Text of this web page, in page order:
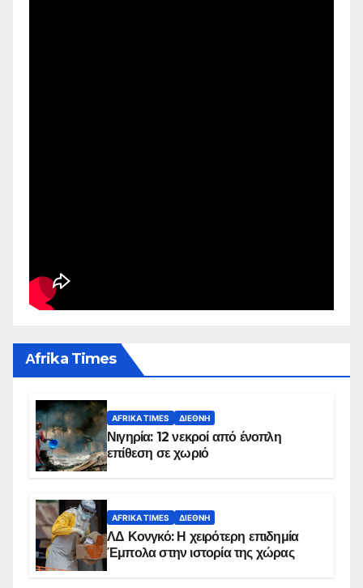
Αfrika Times
AFRIKA TIMES ΔΙΕΘΝΉ
Νιγηρία: 12 νεκροί από ένοπλη
επίθεση σε χωριό
AFRIKA TIMES ΔΙΕΘΝΉ
ΛΔ Κονγκό: Η χειρότερη επιδημία
Έμπολα στην ιστορία της χώρας